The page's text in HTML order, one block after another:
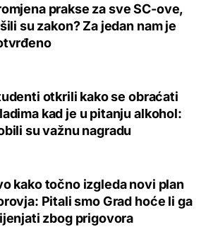
prakse za sve SC-ove,
su zakon? Za jedan nam je
otkrili kako se obraćati
kad je u pitanju alkohol:
su važnu nagradu
kako točno izgleda novi plan
Pitali smo Grad hoće li ga
zbog prigovora